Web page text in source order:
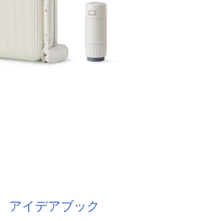
アイデアブック